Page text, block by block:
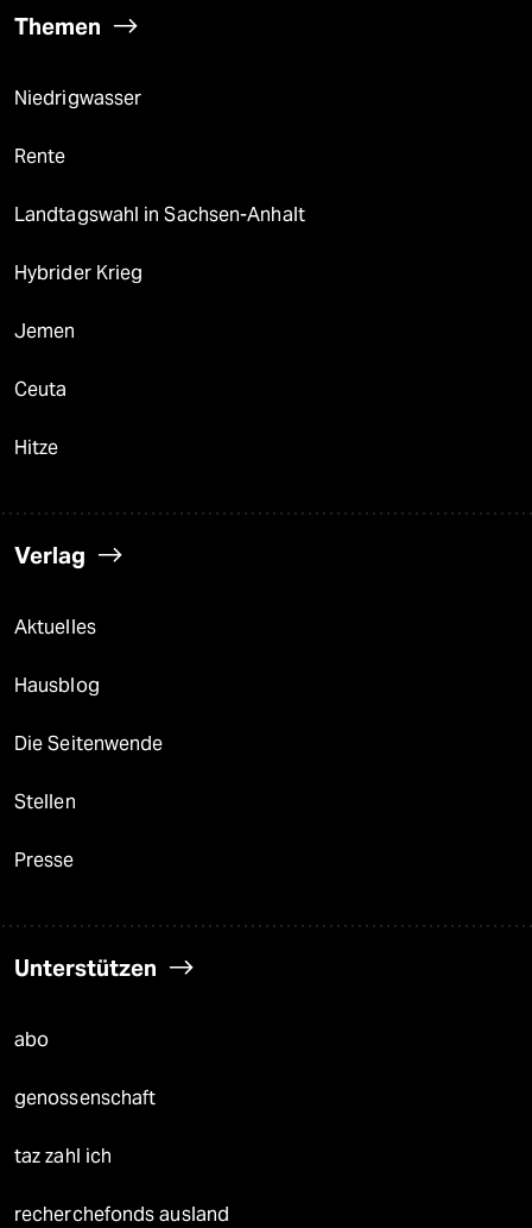
Themen
Niedrigwasser
Rente
Landtagswahl in Sachsen-Anhalt
Hybrider Krieg
Jemen
Ceuta
Hitze
Verlag
Aktuelles
Hausblog
Die Seitenwende
Stellen
Presse
Unterstützen
abo
genossenschaft
taz zahl ich
recherchefonds ausland